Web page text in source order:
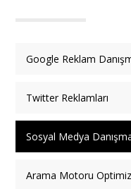
Google Reklam
Twitter Reklamları
Sosyal Medya
Arama Motoru